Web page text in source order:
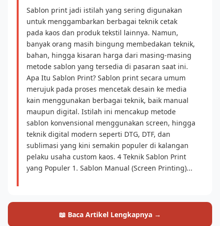
Sablon print jadi istilah yang sering digunakan
untuk menggambarkan berbagai teknik cetak
pada kaos dan produk tekstil lainnya. Namun,
banyak orang masih bingung membedakan teknik,
bahan, hingga kisaran harga dari masing-masing
metode sablon yang tersedia di pasaran saat ini.
Apa Itu Sablon Print? Sablon print secara umum
merujuk pada proses mencetak desain ke media
kain menggunakan berbagai teknik, baik manual
maupun digital. Istilah ini mencakup metode
sablon konvensional menggunakan screen, hingga
teknik digital modern seperti DTG, DTF, dan
sublimasi yang kini semakin populer di kalangan
pelaku usaha custom kaos. 4 Teknik Sablon Print
yang Populer 1. Sablon Manual (Screen Printing)...
📖 Baca Artikel Lengkapnya →